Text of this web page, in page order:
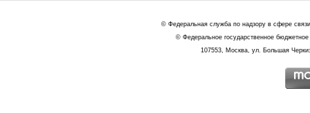
© Федеральная служба по надзору в сфере
© Федеральное государственное
107553, Москва, ул. Большая